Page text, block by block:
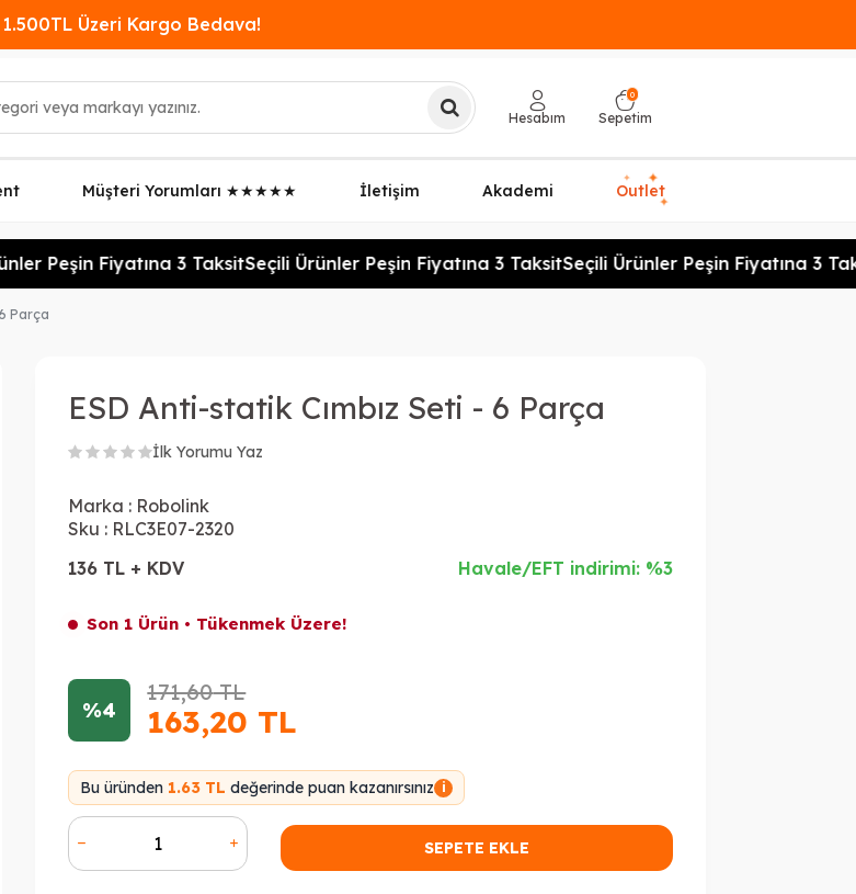
1.500TL Üzeri Kargo Bedava!
Hesabım
0
Sepetim
Müşteri Yorumları ★★★★★ İletişim Akademi Outlet
✦ ✦
✦
Peşin Fiyatına 3 TaksitSeçili Ürünler Peşin Fiyatına 3 TaksitSeçili Ürünler Peşin Fiyatına 3
Parça
ESD Anti-statik Cımbız Seti - 6 Parça
İlk Yorumu Yaz
Marka : Robolink
Sku : RLC3E07-2320
136 TL + KDV
Havale/EFT indirimi: %3
Son 1 Ürün • Tükenmek Üzere!
%4
171,60TL
163,20 TL
Bu üründen 1.63 TL değerinde puan kazanırsınız i
SEPETE EKLE